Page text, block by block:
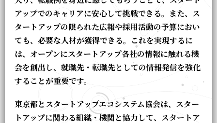
アップでのキャリアに安心して挑戦できる。また、ス
タートアップの限られた広報や採用活動の予算におい
ても、必要な人材が獲得できる。これを実現するに
は、オープンにスタートアップ各社の情報に触れる機
会を創出し、就職先・転職先としての情報発信を強化
することが重要です。
東京都とスタートアップエコシステム協会は、スター
トアップに関わる組織・機関と協力して、スタートア